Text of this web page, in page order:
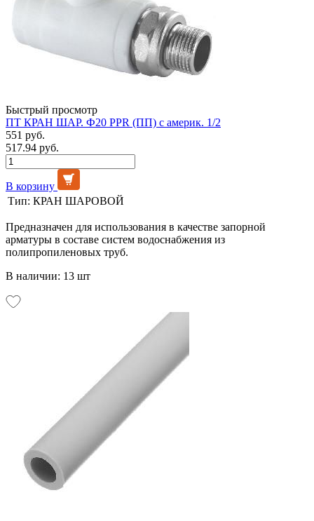
Быстрый просмотр
ПТ КРАН ШАР. Ф20 PPR (ПП) с америк. 1/2
551 руб.
517.94 руб.
В корзину
Тип: КРАН ШАРОВОЙ
Предназначен для использования в качестве запорной
арматуры в составе систем водоснабжения из
полипропиленовых труб.
В наличии: 13 шт